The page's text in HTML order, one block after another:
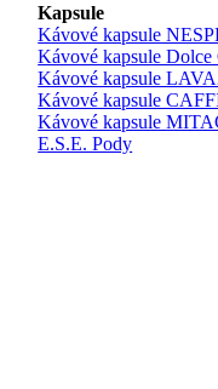
Kapsule
Kávové kapsule
Kávové kapsule Dolce
Kávové kapsule
Kávové kapsule
Kávové kapsule
E.S.E. Pody